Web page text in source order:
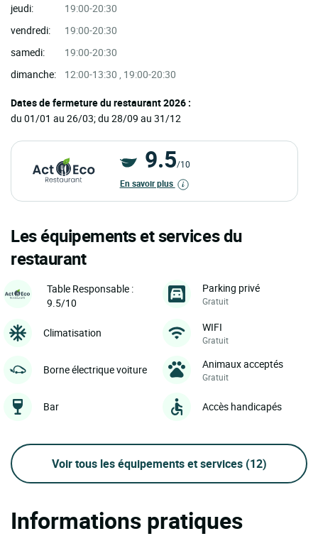
jeudi:
19:00-20:30
vendredi:
19:00-20:30
samedi:
19:00-20:30
dimanche:
12:00-13:30 , 19:00-20:30
Dates de fermeture du restaurant 2026 :
du 01/01 au 26/03; du 28/09 au 31/12
9.5/10
En savoir plus
Les équipements et services du
restaurant
Table Responsable :
9.5/10
Parking privé
Gratuit
Climatisation WIFI
Gratuit
Borne électrique voiture Animaux acceptés
Gratuit
Bar Accès handicapés
Voir tous les équipements et services (12)
Informations pratiques